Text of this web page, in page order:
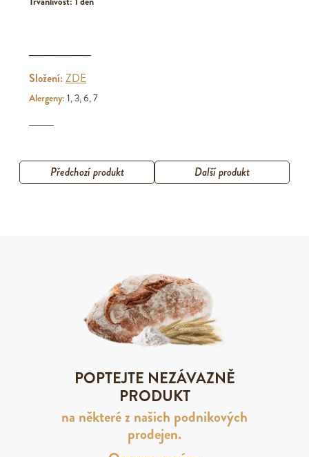
Složení:ZDE
Alergeny: 1, 3, 6, 7
Předchozí produkt Další produkt
POPTEJTE NEZÁVAZNĚ
PRODUKT
na některé z našich podnikových
prodejen.